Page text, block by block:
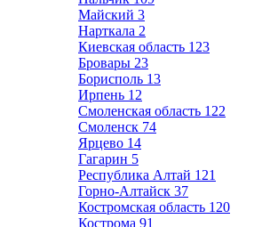
Майский 3
Нарткала 2
Киевская область 123
Бровары 23
Борисполь 13
Ирпень 12
Смоленская область 122
Смоленск 74
Ярцево 14
Гагарин 5
Республика Алтай 121
Горно-Алтайск 37
Костромская область 120
Кострома 91